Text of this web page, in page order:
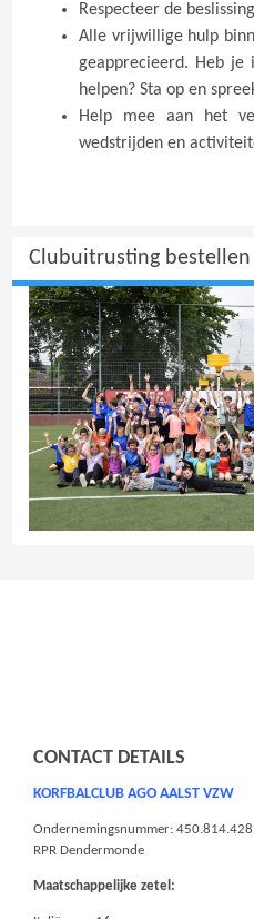
Respecteer de
Alle vrijwillige hulp
geapprecieerd. Heb
helpen? Sta op en
Help mee aan het
wedstrijden en
Clubuitrusting bestellen
CONTACT DETAILS
KORFBALCLUB AGO AALST VZW
Ondernemingsnummer: 450.814.428
RPR Dendermonde
Maatschappelijke zetel: